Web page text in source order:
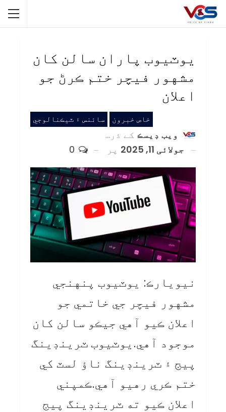
يوٽيوب پاران سالن کان
مشهور فيچر ختم ڪرڻ جو
اعلان
خاص خبرون سائنس ۽ ٽيڪنالوجي
ويب ڊيسڪ کے ذریعہ
جولائی 11, 2025
پر
نيويارڪ: يوٽيوب پنهنجي
مشهور فيچر جي خاتمي جو
اعلان ڪيو آهي جيڪو سالن کان
موجود آهي.يوٽيوب ٽرينڊينگ
پيج ۽ ٽرينڊينگ ناؤ لسٽ کي
ختم ڪري رهيو آهي.ڪمپني
اعلان ڪيو ته ٽرينڊينگ پيج